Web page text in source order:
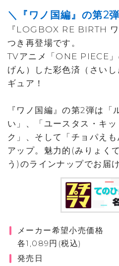
＼『ワノ国編』の第2
『LOGBOX RE BIRTH
つき再登場です。
TVアニメ「ONE PIECE
げん）した彩色済（さい
ギュア！
『ワノ国編』の第2弾は「
い」、「ユースタス・キ
ク」、そして「チョパえ
アップ。魅力的(みりょく
う)のラインナップでお届
メーカー希望小売価格
各1,089円(税込)
発売日